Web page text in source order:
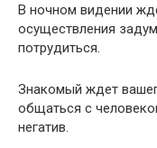
В ночном видении
осуществления
потрудиться.
Знакомый ждет
общаться с
негатив.